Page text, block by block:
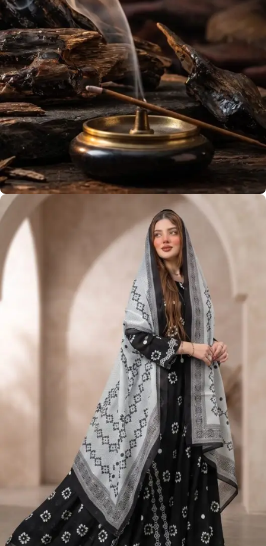
عود فيتنامي
استمتع برائحة أفضل أنواع العود في عُمان
View more